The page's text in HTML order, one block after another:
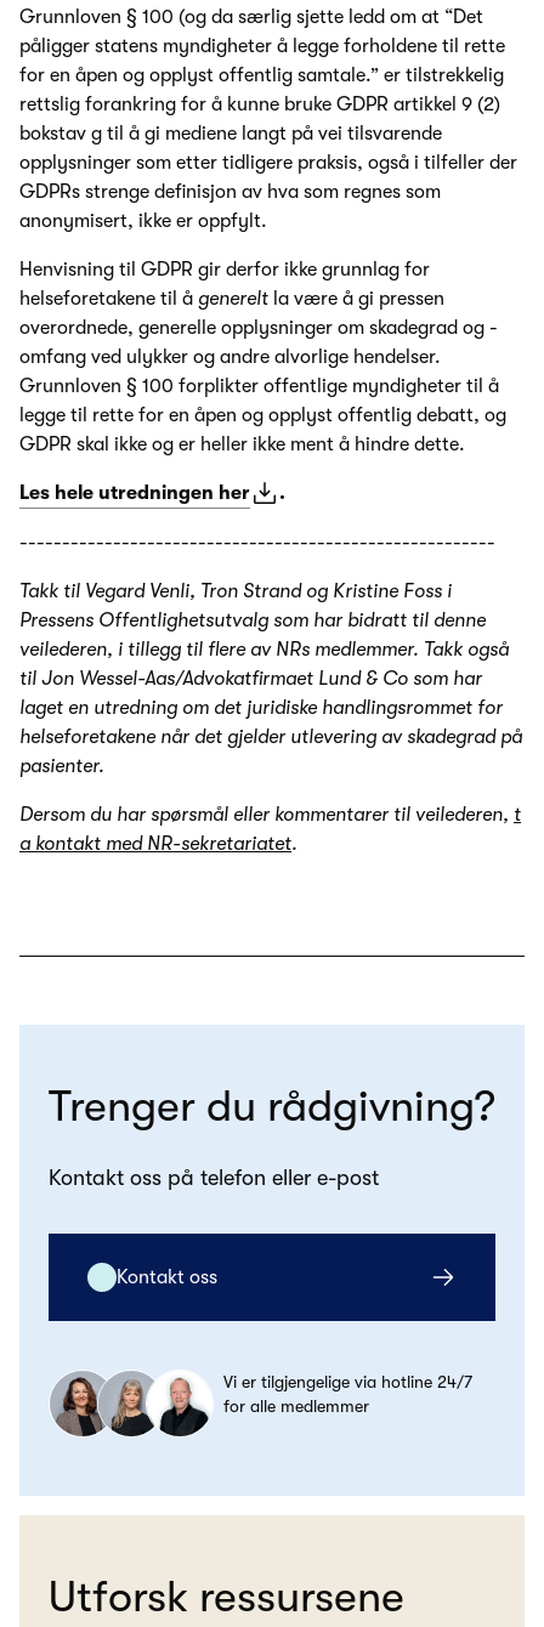
Grunnloven § 100 (og da særlig sjette ledd om at “Det
påligger statens myndigheter å legge forholdene til rette
for en åpen og opplyst offentlig samtale.” er tilstrekkelig
rettslig forankring for å kunne bruke GDPR artikkel 9 (2)
bokstav g til å gi mediene langt på vei tilsvarende
opplysninger som etter tidligere praksis, også i tilfeller der
GDPRs strenge definisjon av hva som regnes som
anonymisert, ikke er oppfylt.
Henvisning til GDPR gir derfor ikke grunnlag for
helseforetakene til å generelt la være å gi pressen
overordnede, generelle opplysninger om skadegrad og -
omfang ved ulykker og andre alvorlige hendelser.
Grunnloven § 100 forplikter offentlige myndigheter til å
legge til rette for en åpen og opplyst offentlig debatt, og
GDPR skal ikke og er heller ikke ment å hindre dette.
Les hele utredningen her .
--------------------------------------------------------
Takk til Vegard Venli, Tron Strand og Kristine Foss i
Pressens Offentlighetsutvalg som har bidratt til denne
veilederen, i tillegg til flere av NRs medlemmer. Takk også
til Jon Wessel-Aas/Advokatfirmaet Lund & Co som har
laget en utredning om det juridiske handlingsrommet for
helseforetakene når det gjelder utlevering av skadegrad på
pasienter.
Dersom du har spørsmål eller kommentarer til veilederen, t
a kontakt med NR-sekretariatet.
Trenger du rådgivning?
Kontakt oss på telefon eller e-post
Kontakt oss
Vi er tilgjengelige via hotline 24/7
for alle medlemmer
Utforsk ressursene